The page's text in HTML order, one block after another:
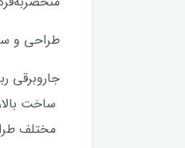
طراحی و
ساخت
مختلف